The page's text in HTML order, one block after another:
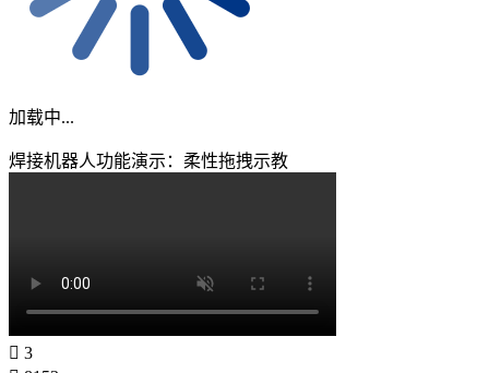
加载中...
焊接机器人功能演示：柔性拖拽示教
3